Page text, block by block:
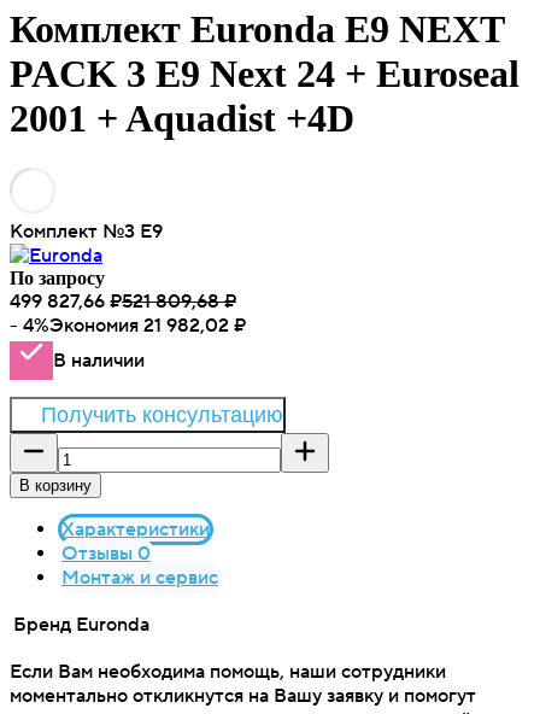
Комплект Euronda Е9 NEXT
PACK 3 E9 Next 24 + Euroseal
2001 + Aquadist +4D
Комплект №3 Е9
По запросу
499 827,66 ₽521 809,68 ₽
- 4%Экономия 21 982,02 ₽
В наличии
Получить консультацию
В корзину
Характеристики
Отзывы 0
Монтаж и сервис
Бренд Euronda
Если Вам необходима помощь, наши сотрудники
моментально откликнутся на Вашу заявку и помогут